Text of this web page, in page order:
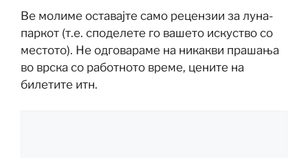
Ве молиме оставајте само рецензии за луна-
паркот (т.е. споделете го вашето искуство со
местото). Не одговараме на никакви прашања
во врска со работното време, цените на
билетите итн.